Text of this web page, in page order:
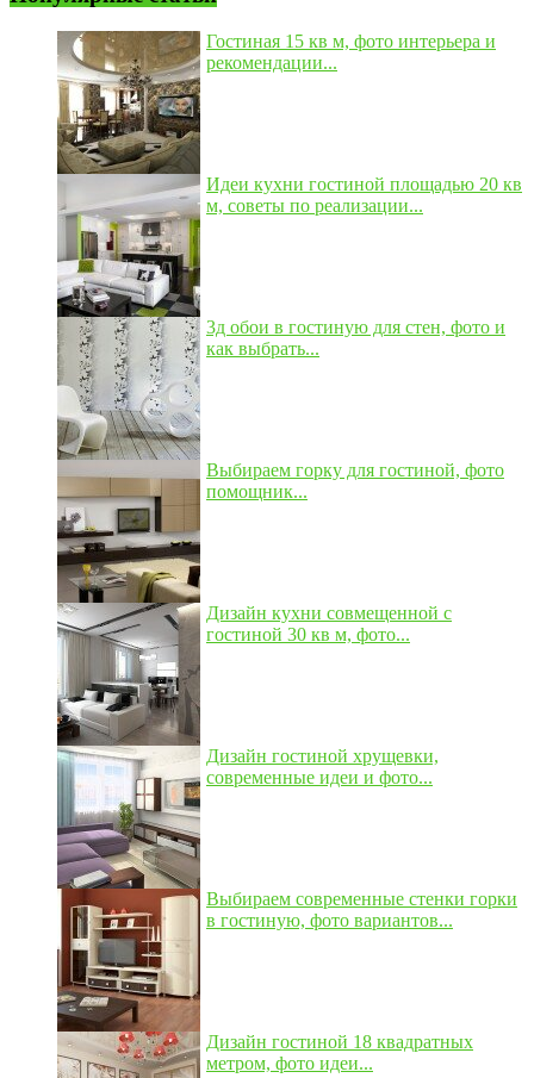
Гостиная 15 кв м, фото интерьера и
рекомендации...
Идеи кухни гостиной площадью 20 кв
м, советы по реализации...
3д обои в гостиную для стен, фото и
как выбрать...
Выбираем горку для гостиной, фото
помощник...
Дизайн кухни совмещенной с
гостиной 30 кв м, фото...
Дизайн гостиной хрущевки,
современные идеи и фото...
Выбираем современные стенки горки
в гостиную, фото вариантов...
Дизайн гостиной 18 квадратных
метром, фото идеи...